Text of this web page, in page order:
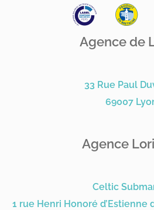
Agence de
33 Rue Paul
69007
Agence
Celtic
1 rue Henri Honoré d’Estienne